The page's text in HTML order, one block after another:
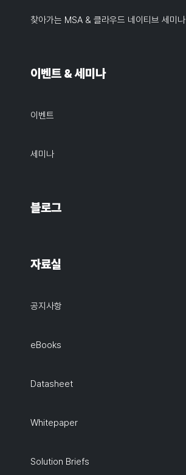
찾아가는 MSA & 클라우드 네이티브 세미나
이벤트 & 세미나
이벤트
세미나
블로그
자료실
공지사항
eBooks
Datasheet
Whitepaper
Solution Briefs